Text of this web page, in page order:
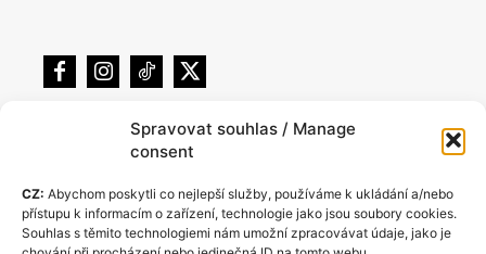
Spravovat souhlas / Manage
consent
CZ: Abychom poskytli co nejlepší služby, používáme k ukládání a/nebo
přístupu k informacím o zařízení, technologie jako jsou soubory cookies.
Souhlas s těmito technologiemi nám umožní zpracovávat údaje, jako je